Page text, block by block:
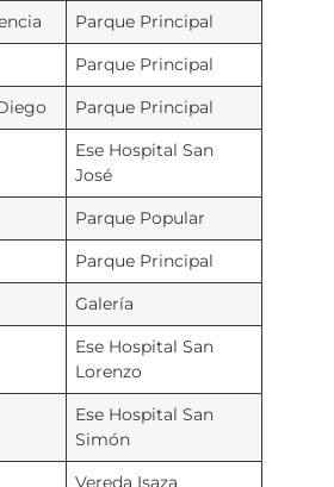
Parque Principal
Parque Principal
Parque Principal
Ese Hospital San
José
Parque Popular
Parque Principal
Galería
Ese Hospital San
Lorenzo
Ese Hospital San
Simón
Vereda Isaza